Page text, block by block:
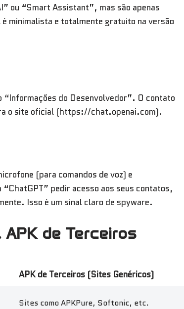
ou “Smart Assistant”, mas são apenas
minimalista e totalmente gratuito na versão
do Desenvolvedor”. O contato
o site oficial (https://chat.openai.com).
(para comandos de voz) e
pedir acesso aos seus contatos,
Isso é um sinal claro de spyware.
de Terceiros
APK de Terceiros (Sites Genéricos)
Sites como APKPure, Softonic, etc.